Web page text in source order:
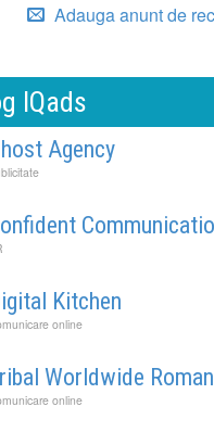
Adauga anunt de
IQads
Agency
Kitchen
online
Worldwide
online